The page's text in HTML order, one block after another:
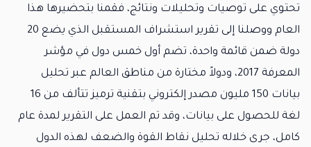
تحتوي على توصيات وتحليلات ونتائج، فقمنا بتحضيرها هذا
العام ووصلنا إلى تقرير استشراف المستقبل الذي يضع 20
دولة ضمن قائمة واحدة، تضم أول خمس دول في مؤشر
المعرفة 2017، ودولاً مختارة من مناطق العالم عبر تحليل
بيانات 150 مليون مصدر إلكتروني بتقنية ترميز تتألف من 16
لغة للحصول على بيانات، وقد تم العمل على التقرير لمدة عام
كامل، جرى خلاله تحليل نقاط القوة والضعف لهذه الدول